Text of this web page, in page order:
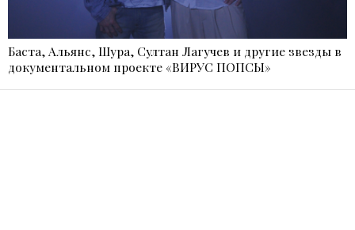
Баста, Альянс, Шура, Султан Лагучев и другие звезды в
документальном проекте «ВИРУС ПОПСЫ»